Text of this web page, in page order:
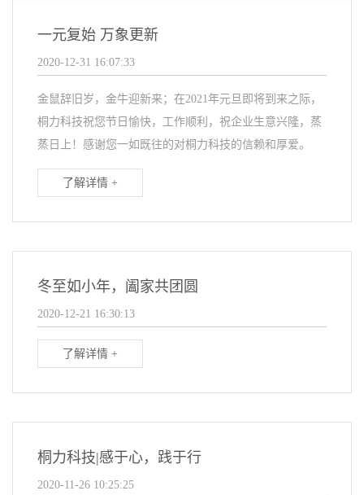
一元复始 万象更新
2020-12-31 16:07:33
金鼠辞旧岁，金牛迎新来；在2021年元旦即将到来之际，
桐力科技祝您节日愉快，工作顺利，祝企业生意兴隆，蒸
蒸日上！感谢您一如既往的对桐力科技的信赖和厚爱。
了解详情 +
冬至如小年，阖家共团圆
2020-12-21 16:30:13
了解详情 +
桐力科技|感于心，践于行
2020-11-26 10:25:25